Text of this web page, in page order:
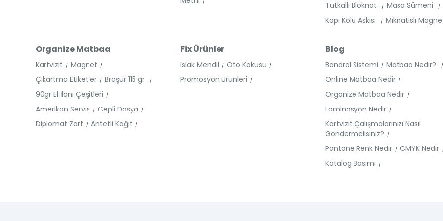
Tutkallı Bloknot
Masa Sümeni
Kapı Kolu Askısı
Mıknatıslı
Organize Matbaa
Kartvizit
Magnet
Çıkartma Etiketler
Broşür 115 gr
90gr El İlanı Çeşitleri
Amerikan Servis
Cepli Dosya
Diplomat Zarf
Antetli Kağıt
Fix Ürünler
Islak Mendil
Oto Kokusu
Promosyon Ürünleri
Blog
Bandrol Sistemi
Matbaa Nedir?
Online Matbaa Nedir
Organize Matbaa Nedir
Laminasyon Nedir
Kartvizit Çalışmalarınızı Nasıl
Göndermelisiniz?
Pantone Renk Nedir
CMYK Nedir
Katalog Basımı